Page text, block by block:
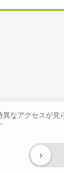
異なアクセスが見
›